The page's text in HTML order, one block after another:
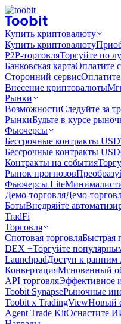
Купить криптовалюту
Купить криптовалюту
P2P-торговляТоргуйте по
Банковская картаОплатите
Сторонний сервис
Внесение криптовалюты
Рынки
ВозможностиСледуйте за
РынкиБудьте в курсе
Фьючерсы
Бессрочные контракты
Бессрочные контракты
Контракты на события
Рынок прогнозов
Фьючерсы Lite
Демо-торговляДемо-
БотыВнедряйте
TradFi
Торговля
Спотовая торговляБыстрая
DEX +Торгуйте
LaunchpadДоступ к ранним
КонвертацияМгновенный
API торговляЭффективное
Toobit SynapseРыночные
Toobit x TradingViewНовый
Agent Trade KitОснастите